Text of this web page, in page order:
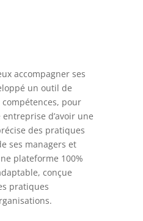
accompagner ses
un outil de
pour
d’avoir une
des pratiques
ses managers et
plateforme 100%
conçue
pratiques